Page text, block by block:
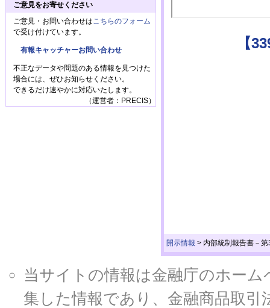
【
開示情報 > 内部統制報告書－
ご意見をお寄せください
ご意見・お問い合わせは こちらのフォーム
で受け付けています。
有報キャッチャーお問い合わせ
不正なデータや問題のある情報を見つけた
場合には、ぜひお知らせください。
できるだけ速やかに対応いたします。
（運営者：PRECIS）
当サイトの情報は金融庁のホー
集した情報であり、金融商品取